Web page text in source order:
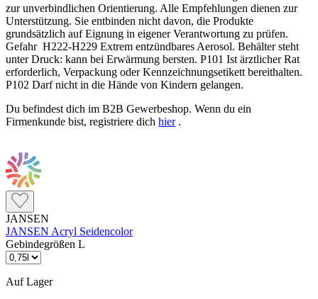
zur unverbindlichen Orientierung. Alle Empfehlungen dienen zur
Unterstützung. Sie entbinden nicht davon, die Produkte
grundsätzlich auf Eignung in eigener Verantwortung zu prüfen.
Gefahr H222-H229 Extrem entzündbares Aerosol. Behälter steht
unter Druck: kann bei Erwärmung bersten. P101 Ist ärztlicher Rat
erforderlich, Verpackung oder Kennzeichnungsetikett bereithalten.
P102 Darf nicht in die Hände von Kindern gelangen.
Du befindest dich im B2B Gewerbeshop. Wenn du ein
Firmenkunde bist, registriere dich hier.
JANSEN
JANSEN Acryl Seidencolor
Gebindegrößen L
Auf Lager